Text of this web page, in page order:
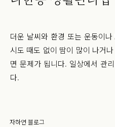
더운 날씨와 환경 또는 운동이
시도 때도 없이 땀이 많이 나거
면 문제가 됩니다. 일상에서 관
다.
자하연 블로그